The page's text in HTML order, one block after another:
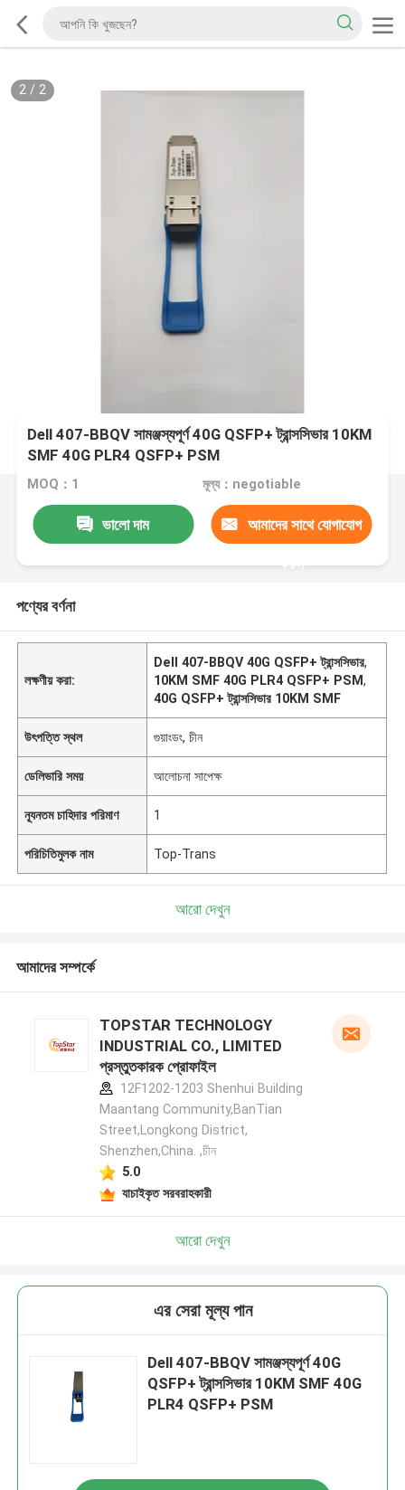
2/ 2
Dell 407-BBQV সামঞ্জস্যপূর্ণ 40G QSFP+ ট্রান্সসিভার 10KM
SMF 40G PLR4 QSFP+ PSM
MOQ：1 মূল্য：negotiable
ভালো দাম আমাদের সাথে যোগাযোগ
করুন
পণ্যের বর্ণনা
লক্ষণীয় করা:
Dell 407-BBQV 40G QSFP+ ট্রান্সসিভার,
10KM SMF 40G PLR4 QSFP+ PSM,
40G QSFP+ ট্রান্সসিভার 10KM SMF
উৎপত্তি স্থল গুয়াংডং, চীন
ডেলিভারি সময় আলোচনা সাপেক্ষ
ন্যূনতম চাহিদার পরিমাণ 1
পরিচিতিমুলক নাম Top-Trans
আরো দেখুন
আমাদের সম্পর্কে
TOPSTAR TECHNOLOGY
INDUSTRIAL CO., LIMITED
প্রস্তুতকারক প্রোফাইল
12F1202-1203 Shenhui Building
Maantang Community,BanTian
Street,Longkong District,
Shenzhen,China. ,চীন
5.0
যাচাইকৃত সরবরাহকারী
আরো দেখুন
এর সেরা মূল্য পান
Dell 407-BBQV সামঞ্জস্যপূর্ণ 40G
QSFP+ ট্রান্সসিভার 10KM SMF 40G
PLR4 QSFP+ PSM